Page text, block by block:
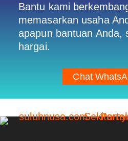
Bantu kami
memasarkan usaha
apapun bantuan Anda,
hargai.
Chat